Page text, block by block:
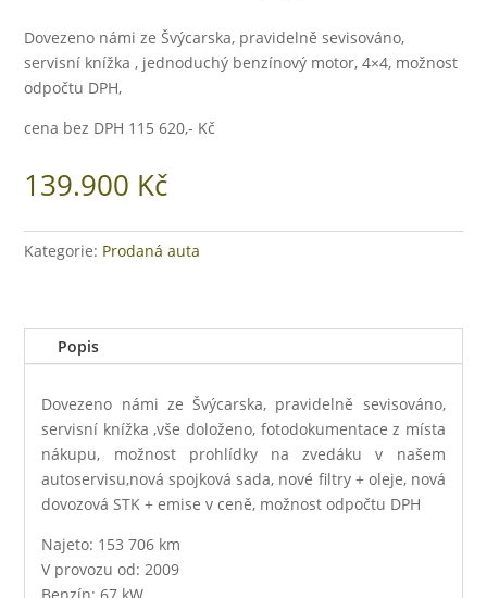
Dovezeno námi ze Švýcarska, pravidelně sevisováno,
servisní knížka , jednoduchý benzínový motor, 4×4, možnost
odpočtu DPH,
cena bez DPH 115 620,- Kč
139.900 Kč
Kategorie: Prodaná auta
Popis
Dovezeno námi ze Švýcarska, pravidelně sevisováno,
servisní knížka ,vše doloženo, fotodokumentace z místa
nákupu, možnost prohlídky na zvedáku v našem
autoservisu,nová spojková sada, nové filtry + oleje, nová
dovozová STK + emise v ceně, možnost odpočtu DPH
Najeto: 153 706 km
V provozu od: 2009